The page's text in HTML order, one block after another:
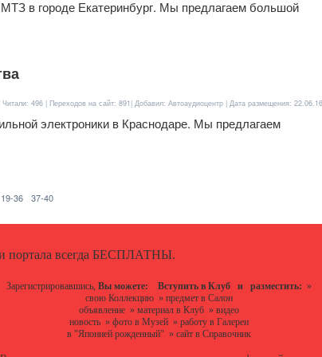
в городе Екатеринбург. Мы предлагаем большой
| Читали: 496 | Переходов на сайт: 891| Добавил: Автоаудиоцентр | Дата размещения: 22.06.16
электроники в Краснодаре. Мы предлагаем
19-36 37-40
портала всегда БЕСПЛАТНЫ.
Зарегистрировавшись, Вы можете: Вступить в Клуб и разместить: »
свою Коллекцию» предмет в Салон
объявление» материал в Клуб» видео
новость» фото в Музей» работу в Галереи
в "Японией рожденный" » сайт в Справочник